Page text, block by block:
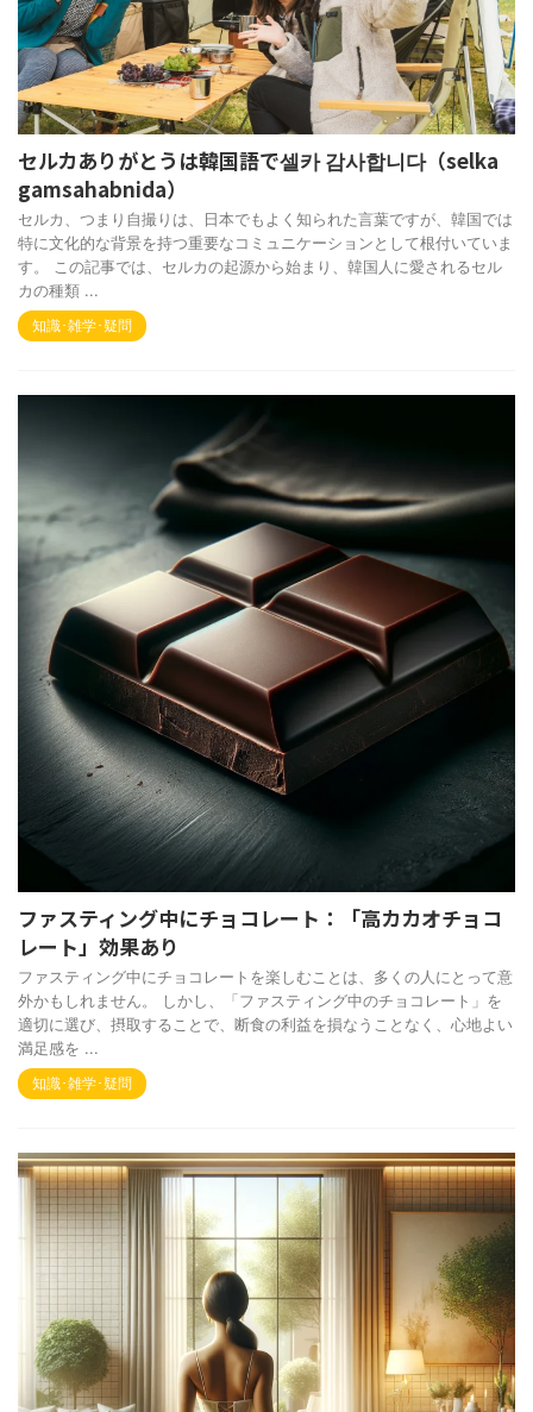
セルカありがとうは韓国語で셀카 감사합니다（selka
gamsahabnida）
セルカ、つまり自撮りは、日本でもよく知られた言葉ですが、韓国では
特に文化的な背景を持つ重要なコミュニケーションとして根付いていま
す。 この記事では、セルカの起源から始まり、韓国人に愛されるセル
カの種類 ...
知識･雑学･疑問
ファスティング中にチョコレート：「高カカオチョコ
レート」効果あり
ファスティング中にチョコレートを楽しむことは、多くの人にとって意
外かもしれません。 しかし、「ファスティング中のチョコレート」を
適切に選び、摂取することで、断食の利益を損なうことなく、心地よい
満足感を ...
知識･雑学･疑問